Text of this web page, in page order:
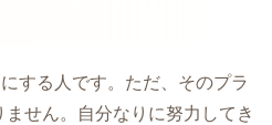
する人です。ただ、そのプラ
せん。自分なりに努力してき